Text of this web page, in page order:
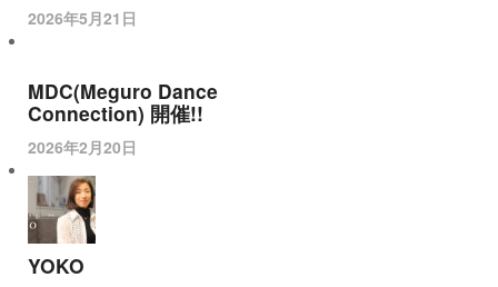
2026年5月21日
MDC(Meguro Dance
Connection) 開催!!
2026年2月20日
YOKO